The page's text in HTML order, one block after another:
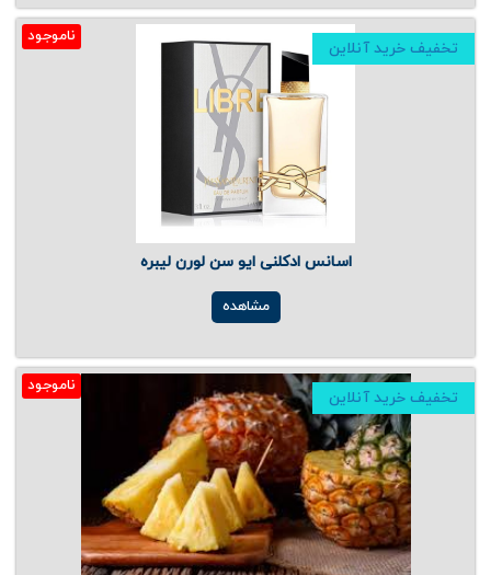
ناموجود
تخفیف خرید آنلاین
اسانس ادکلنی ایو سن لورن لیبره
مشاهده
ناموجود
تخفیف خرید آنلاین